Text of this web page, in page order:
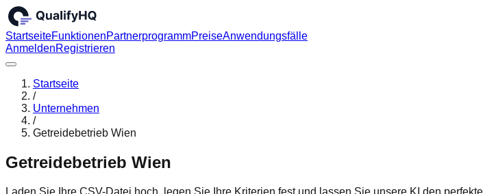
StartseiteFunktionenPartnerprogrammPreiseAnwendungsfälle
AnmeldenRegistrieren
Startseite
/
Unternehmen
/
Getreidebetrieb Wien
Getreidebetrieb Wien
Laden Sie Ihre CSV-Datei hoch, legen Sie Ihre Kriterien fest und lassen Sie unsere KI den